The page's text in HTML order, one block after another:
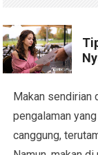
Makan sendirian
pengalaman
canggung,